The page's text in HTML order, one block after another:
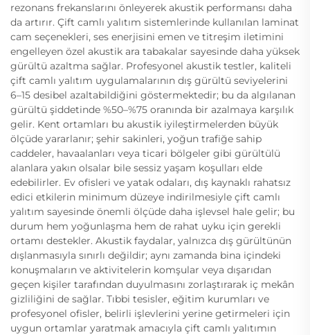
rezonans frekanslarını önleyerek akustik performansı daha
da artırır. Çift camlı yalıtım sistemlerinde kullanılan laminat
cam seçenekleri, ses enerjisini emen ve titreşim iletimini
engelleyen özel akustik ara tabakalar sayesinde daha yüksek
gürültü azaltma sağlar. Profesyonel akustik testler, kaliteli
çift camlı yalıtım uygulamalarının dış gürültü seviyelerini
6–15 desibel azaltabildiğini göstermektedir; bu da algılanan
gürültü şiddetinde %50–%75 oranında bir azalmaya karşılık
gelir. Kent ortamları bu akustik iyileştirmelerden büyük
ölçüde yararlanır; şehir sakinleri, yoğun trafiğe sahip
caddeler, havaalanları veya ticari bölgeler gibi gürültülü
alanlara yakın olsalar bile sessiz yaşam koşulları elde
edebilirler. Ev ofisleri ve yatak odaları, dış kaynaklı rahatsız
edici etkilerin minimum düzeye indirilmesiyle çift camlı
yalıtım sayesinde önemli ölçüde daha işlevsel hale gelir; bu
durum hem yoğunlaşma hem de rahat uyku için gerekli
ortamı destekler. Akustik faydalar, yalnızca dış gürültünün
dışlanmasıyla sınırlı değildir; aynı zamanda bina içindeki
konuşmaların ve aktivitelerin komşular veya dışarıdan
geçen kişiler tarafından duyulmasını zorlaştırarak iç mekân
gizliliğini de sağlar. Tıbbi tesisler, eğitim kurumları ve
profesyonel ofisler, belirli işlevlerini yerine getirmeleri için
uygun ortamlar yaratmak amacıyla çift camlı yalıtımın